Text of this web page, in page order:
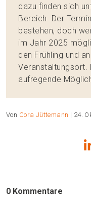
dazu finden sich
Bereich. Der
bestehen, doch
im Jahr 2025
den Frühling und
Veranstaltungsort.
aufregende
Von Cora Jüttemann | 24.
0 Kommentare